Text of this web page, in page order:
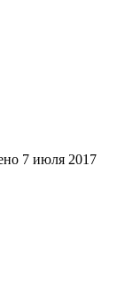
7 июля 2017